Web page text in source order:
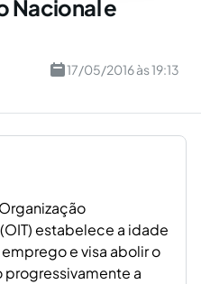
Nacional e
17/05/2016 às 19:13
estabelece a idade
e visa abolir o
a